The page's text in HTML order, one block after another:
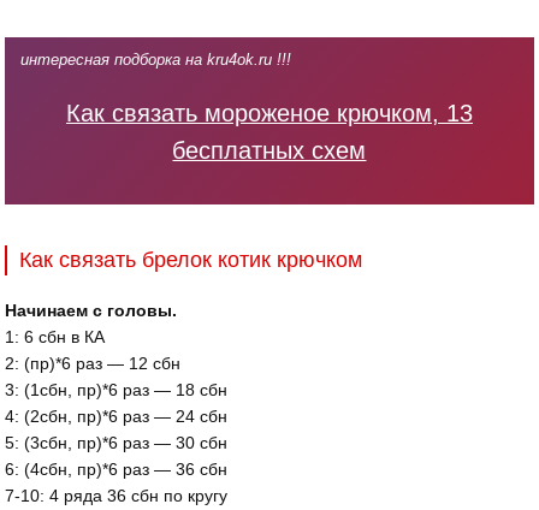
интересная подборка на kru4ok.ru !!!
Как связать мороженое крючком, 13
бесплатных схем
Как связать брелок котик крючком
Начинаем с головы.
1: 6 сбн в КА
2: (пр)*6 раз — 12 сбн
3: (1сбн, пр)*6 раз — 18 сбн
4: (2сбн, пр)*6 раз — 24 сбн
5: (3сбн, пр)*6 раз — 30 сбн
6: (4сбн, пр)*6 раз — 36 сбн
7-10: 4 ряда 36 сбн по кругу